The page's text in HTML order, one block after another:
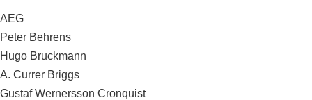
AEG
Peter Behrens
Hugo Bruckmann
A. Currer Briggs
Gustaf Wernersson Cronquist